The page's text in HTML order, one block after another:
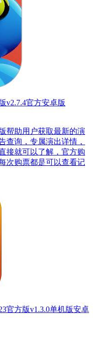
v2.7.4官方安卓版
帮助用户获取最新的演
查询，专属演出详情，
接就可以了解，官方购
次购票都是可以查看记
官方版v1.3.0单机版安卓